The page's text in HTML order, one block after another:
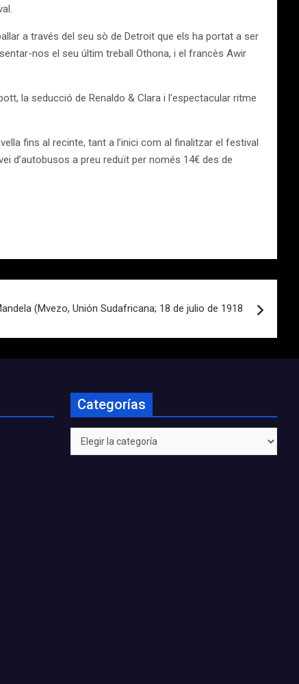
a través del seu sò de Detroit que els ha portat a ser
nos el seu últim treball Othona, i el francès Awir
la seducció de Renaldo & Clara i l’espectacular ritme
fins al recinte, tant a l’inici com al finalitzar el festival
d’autobusos a preu reduït per només 14€ des de
(Mvezo, Unión Sudafricana; 18 de julio de 1918
Categorías
Categorías